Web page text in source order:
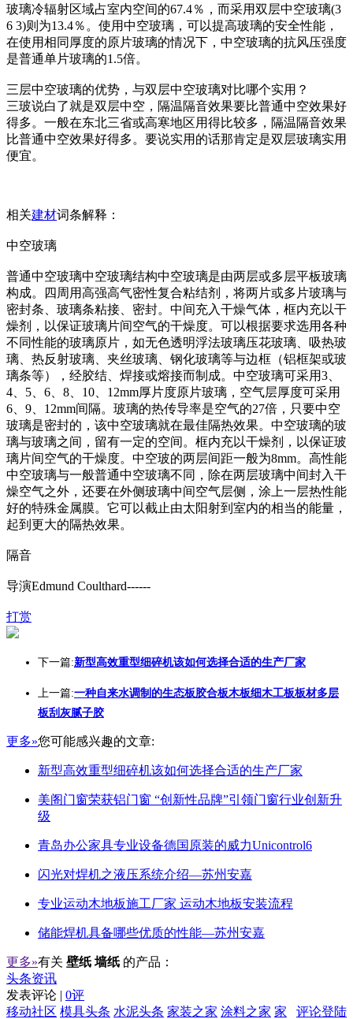
玻璃冷辐射区域占室内空间的67.4％，而采用双层中空玻璃(3
6 3)则为13.4％。使用中空玻璃，可以提高玻璃的安全性能，
在使用相同厚度的原片玻璃的情况下，中空玻璃的抗风压强度
是普通单片玻璃的1.5倍。
三层中空玻璃的优势，与双层中空玻璃对比哪个实用？
三玻说白了就是双层中空，隔温隔音效果要比普通中空效果好
得多。一般在东北三省或高寒地区用得比较多，隔温隔音效果
比普通中空效果好得多。要说实用的话那肯定是双层玻璃实用
便宜。
相关建材词条解释：
中空玻璃
普通中空玻璃中空玻璃结构中空玻璃是由两层或多层平板玻璃
构成。四周用高强高气密性复合粘结剂，将两片或多片玻璃与
密封条、玻璃条粘接、密封。中间充入干燥气体，框内充以干
燥剂，以保证玻璃片间空气的干燥度。可以根据要求选用各种
不同性能的玻璃原片，如无色透明浮法玻璃压花玻璃、吸热玻
璃、热反射玻璃、夹丝玻璃、钢化玻璃等与边框（铝框架或玻
璃条等），经胶结、焊接或熔接而制成。中空玻璃可采用3、
4、5、6、8、10、12mm厚片度原片玻璃，空气层厚度可采用
6、9、12mm间隔。玻璃的热传导率是空气的27倍，只要中空
玻璃是密封的，该中空玻璃就在最佳隔热效果。中空玻璃的玻
璃与玻璃之间，留有一定的空间。框内充以干燥剂，以保证玻
璃片间空气的干燥度。中空玻的两层间距一般为8mm。高性能
中空玻璃与一般普通中空玻璃不同，除在两层玻璃中间封入干
燥空气之外，还要在外侧玻璃中间空气层侧，涂上一层热性能
好的特殊金属膜。它可以截止由太阳射到室内的相当的能量，
起到更大的隔热效果。
隔音
导演Edmund Coulthard------
打赏
下一篇:新型高效重型细碎机该如何选择合适的生产厂家
上一篇:一种自来水调制的生态板胶合板木板细木工板板材多层
板刮灰腻子胶
更多»您可能感兴趣的文章:
新型高效重型细碎机该如何选择合适的生产厂家
美阁门窗荣获铝门窗 “创新性品牌”引领门窗行业创新升
级
青岛办公家具专业设备德国原装的威力Unicontrol6
闪光对焊机之液压系统介绍—苏州安嘉
专业运动木地板施工厂家 运动木地板安装流程
储能焊机具备哪些优质的性能—苏州安嘉
更多»有关 壁纸 墙纸 的产品：
头条资讯
发表评论 | 0评
评论登陆
移动社区 模具头条 水泥头条 家装之家 涂料之家 家